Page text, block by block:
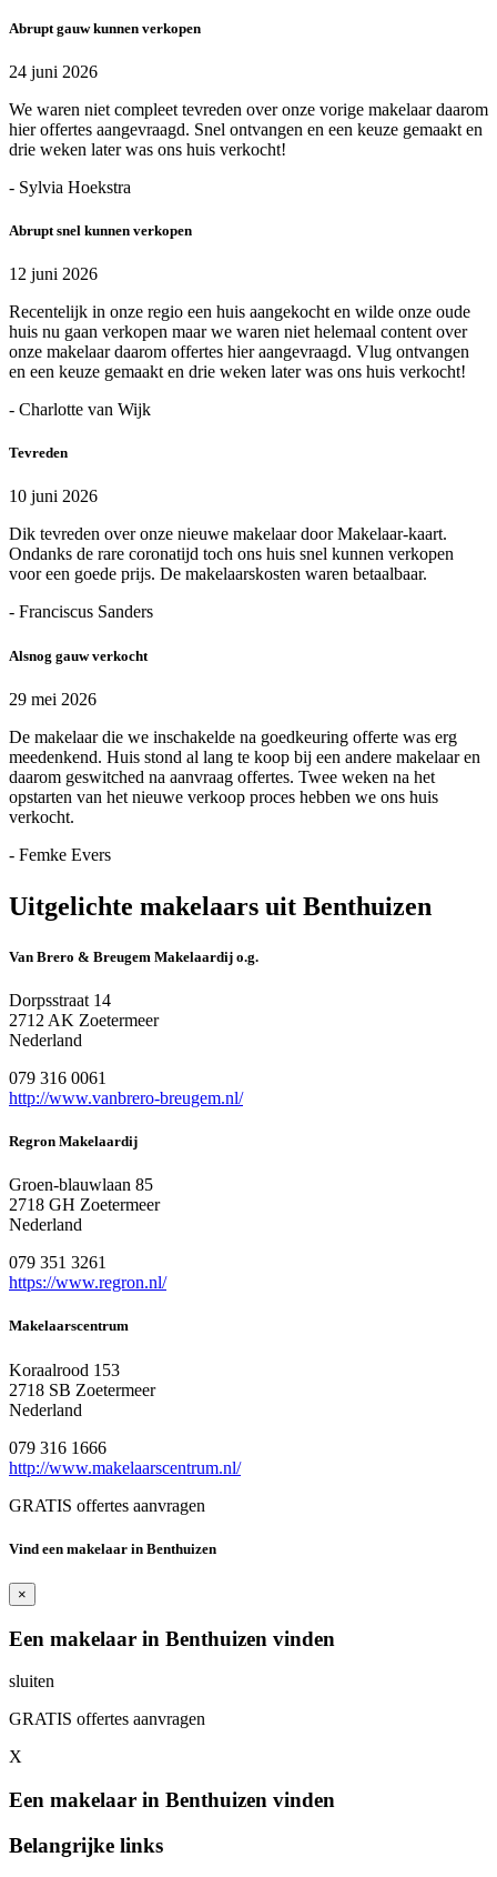
Abrupt gauw kunnen verkopen
24 juni 2026
We waren niet compleet tevreden over onze vorige makelaar daarom
hier offertes aangevraagd. Snel ontvangen en een keuze gemaakt en
drie weken later was ons huis verkocht!
- Sylvia Hoekstra
Abrupt snel kunnen verkopen
12 juni 2026
Recentelijk in onze regio een huis aangekocht en wilde onze oude
huis nu gaan verkopen maar we waren niet helemaal content over
onze makelaar daarom offertes hier aangevraagd. Vlug ontvangen
en een keuze gemaakt en drie weken later was ons huis verkocht!
- Charlotte van Wijk
Tevreden
10 juni 2026
Dik tevreden over onze nieuwe makelaar door Makelaar-kaart.
Ondanks de rare coronatijd toch ons huis snel kunnen verkopen
voor een goede prijs. De makelaarskosten waren betaalbaar.
- Franciscus Sanders
Alsnog gauw verkocht
29 mei 2026
De makelaar die we inschakelde na goedkeuring offerte was erg
meedenkend. Huis stond al lang te koop bij een andere makelaar en
daarom geswitched na aanvraag offertes. Twee weken na het
opstarten van het nieuwe verkoop proces hebben we ons huis
verkocht.
- Femke Evers
Uitgelichte makelaars uit Benthuizen
Van Brero & Breugem Makelaardij o.g.
Dorpsstraat 14
2712 AK Zoetermeer
Nederland
079 316 0061
http://www.vanbrero-breugem.nl/
Regron Makelaardij
Groen-blauwlaan 85
2718 GH Zoetermeer
Nederland
079 351 3261
https://www.regron.nl/
Makelaarscentrum
Koraalrood 153
2718 SB Zoetermeer
Nederland
079 316 1666
http://www.makelaarscentrum.nl/
GRATIS offertes aanvragen
Vind een makelaar in Benthuizen
×
Een makelaar in Benthuizen vinden
sluiten
GRATIS offertes aanvragen
X
Een makelaar in Benthuizen vinden
Belangrijke links